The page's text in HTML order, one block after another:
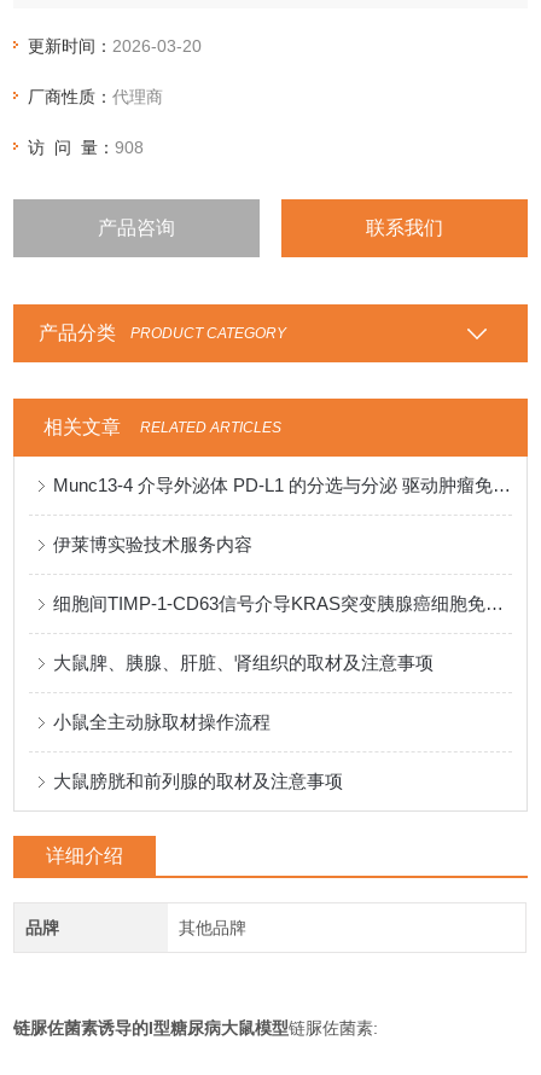
视为I型糖尿病模型。
更新时间： 2026-03-20
厂商性质：代理商
访 问 量：908
产品咨询 联系我们
产品分类 PRODUCT CATEGORY
相关文章 RELATED ARTICLES
Munc13-4 介导外泌体 PD-L1 的分选与分泌 驱动肿瘤免疫逃逸
伊莱博实验技术服务内容
细胞间TIMP-1-CD63信号介导KRAS突变胰腺癌细胞免疫逃逸和转移的演化机制
大鼠脾、胰腺、肝脏、肾组织的取材及注意事项
小鼠全主动脉取材操作流程
大鼠膀胱和前列腺的取材及注意事项
详细介绍
品牌 其他品牌
链脲佐菌素诱导的I型糖尿病大鼠模型链脲佐菌素: